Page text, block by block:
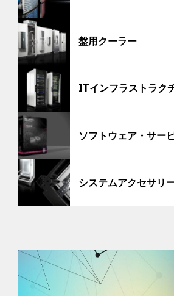
盤用クーラー
ITインフラストラク
ソフトウェア・サー
システムアクセサリ